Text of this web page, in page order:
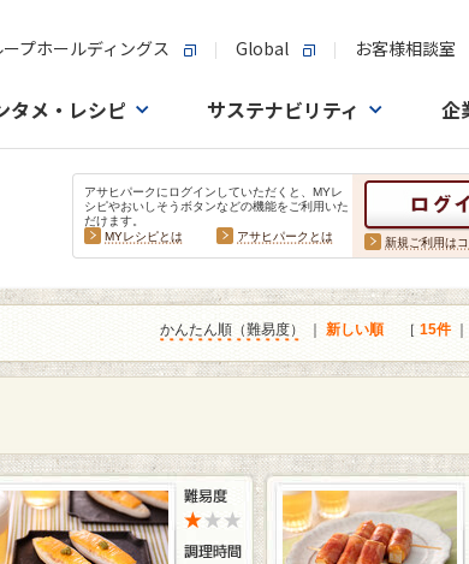
プホールディングス Global お客様相談室
タメ・レシピ サステナビリティ 企
アサヒパークにログインしていただくと、MYレ
シピやおいしそうボタンなどの機能をご利用いた
だけます。
MYレシピとは
アサヒパークとは 新規ご利用は
かんたん順（難易度） 新しい順 ［ 15件｜